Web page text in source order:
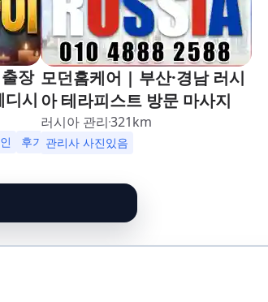
장
디시
후기할인 생일할인
모던홈케어 | 부산·경남 러시
아 테라피스트 방문 마사지
러시아 관리321km
관리사 사진있음